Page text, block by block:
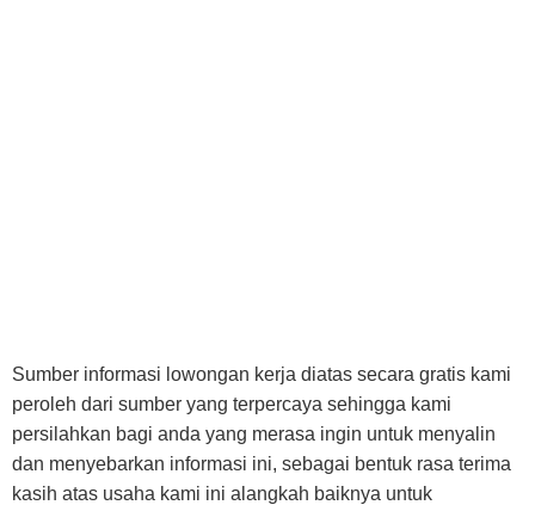
Sumber informasi lowongan kerja diatas secara gratis kami
peroleh dari sumber yang terpercaya sehingga kami
persilahkan bagi anda yang merasa ingin untuk menyalin
dan menyebarkan informasi ini, sebagai bentuk rasa terima
kasih atas usaha kami ini alangkah baiknya untuk